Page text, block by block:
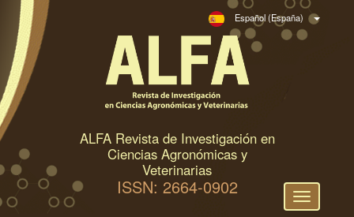
N
a
e
Español (España)
ALFA Revista de Investigación en
Ciencias Agronómicas y
Veterinarias
ISSN: 2664-0902
Toggle